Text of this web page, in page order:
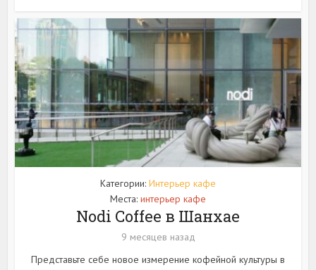
Категории: Интерьер кафе
Места: интерьер кафе
Nodi Coffee в Шанхае
9 месяцев назад
Представьте себе новое измерение кофейной культуры в